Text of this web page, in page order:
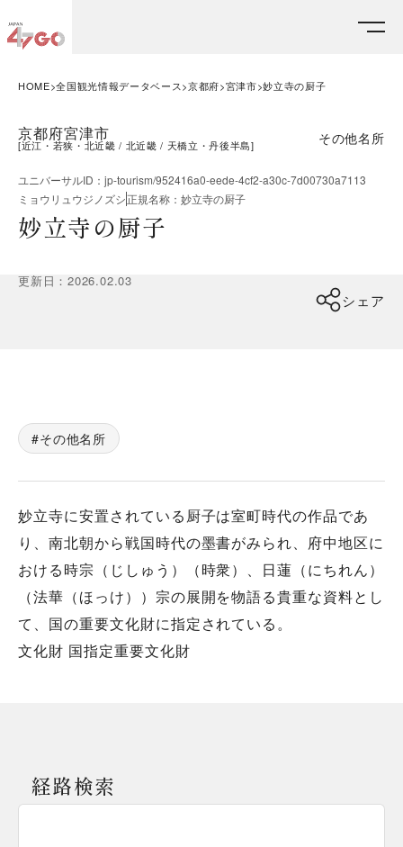
HOME 全国観光情報データベース 京都府 宮津市 妙立寺の厨子
京都府宮津市
[近江・若狭・北近畿 北近畿 天橋立・丹後半島] その他名所
ユニバーサルID ： jp-tourism/952416a0-eede-4cf2-a30c-7d00730a7113
ミョウリュウジノズシ正規名称 ： 妙立寺の厨子
妙立寺の厨子
更新日 ：2026.02.03
シェア
その他名所
妙立寺に安置されている厨子は室町時代の作品であ
り、南北朝から戦国時代の墨書がみられ、府中地区に
おける時宗（じしゅう）（時衆）、日蓮（にちれん）
（法華（ほっけ））宗の展開を物語る貴重な資料とし
て、国の重要文化財に指定されている。
文化財 国指定重要文化財
経路検索